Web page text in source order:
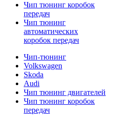
Чип тюнинг коробок
передач
Чип тюнинг
автоматических
коробок передач
Чип-тюнинг
Volkswagen
Skoda
Audi
Чип тюнинг двигателей
Чип тюнинг коробок
передач